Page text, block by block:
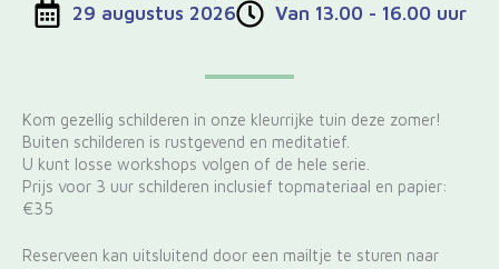
29 augustus 2026 Van 13.00 - 16.00 uur
Kom gezellig schilderen in onze kleurrijke tuin deze zomer!
Buiten schilderen is rustgevend en meditatief.
U kunt losse workshops volgen of de hele serie.
Prijs voor 3 uur schilderen inclusief topmateriaal en papier:
€35
Reserveen kan uitsluitend door een mailtje te sturen naar